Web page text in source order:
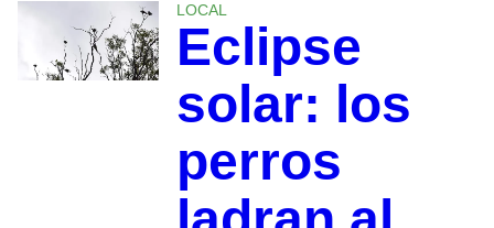
LOCAL
Eclipse
solar: los
perros